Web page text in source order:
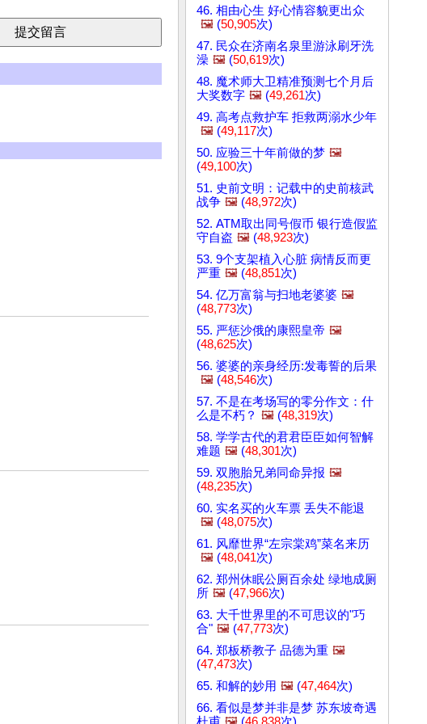
46. 相由心生 好心情容貌更出众
🖼️ (50,905次)
47. 民众在济南名泉里游泳刷牙洗
澡 🖼️ (50,619次)
48. 魔术师大卫精准预测七个月后
大奖数字 🖼️ (49,261次)
49. 高考点救护车 拒救两溺水少年
🖼️ (49,117次)
50. 应验三十年前做的梦 🖼️
(49,100次)
51. 史前文明：记载中的史前核武
战争 🖼️ (48,972次)
52. ATM取出同号假币 银行造假监
守自盗 🖼️ (48,923次)
53. 9个支架植入心脏 病情反而更
严重 🖼️ (48,851次)
54. 亿万富翁与扫地老婆婆 🖼️
(48,773次)
55. 严惩沙俄的康熙皇帝 🖼️
(48,625次)
56. 婆婆的亲身经历:发毒誓的后果
🖼️ (48,546次)
57. 不是在考场写的零分作文：什
么是不朽？ 🖼️ (48,319次)
58. 学学古代的君君臣臣如何智解
难题 🖼️ (48,301次)
59. 双胞胎兄弟同命异报 🖼️
(48,235次)
60. 实名买的火车票 丢失不能退
🖼️ (48,075次)
61. 风靡世界“左宗棠鸡”菜名来历
🖼️ (48,041次)
62. 郑州休眠公厕百余处 绿地成厕
所 🖼️ (47,966次)
63. 大千世界里的不可思议的"巧
合" 🖼️ (47,773次)
64. 郑板桥教子 品德为重 🖼️
(47,473次)
65. 和解的妙用 🖼️ (47,464次)
66. 看似是梦并非是梦 苏东坡奇遇
杜甫 🖼️ (46,838次)